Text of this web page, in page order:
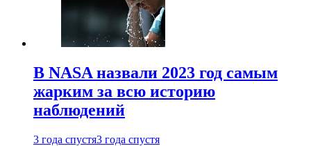
В NASA назвали 2023 год самым
жарким за всю историю
наблюдений
3 года спустя3 года спустя